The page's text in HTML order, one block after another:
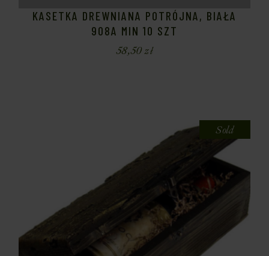
KASETKA DREWNIANA POTRÓJNA, BIAŁA
908A MIN 10 SZT
58,50zł
Sold